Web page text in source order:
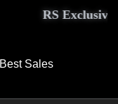
RS Exclusive
Best Sales